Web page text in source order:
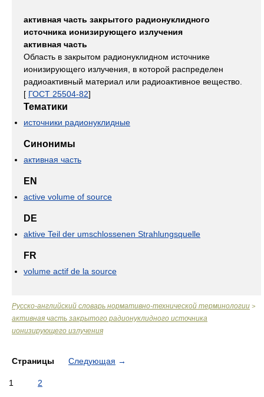
активная часть закрытого радионуклидного
источника ионизирующего излучения
активная часть
Область в закрытом радионуклидном источнике
ионизирующего излучения, в которой распределен
радиоактивный материал или радиоактивное вещество.
[ ГОСТ 25504-82]
Тематики
источники радионуклидные
Синонимы
активная часть
EN
active volume of source
DE
aktive Teil der umschlossenen Strahlungsquelle
FR
volume actif de la source
Русско-английский словарь нормативно-технической терминологии >
активная часть закрытого радионуклидного источника
ионизирующего излучения
Страницы Следующая →
1 2